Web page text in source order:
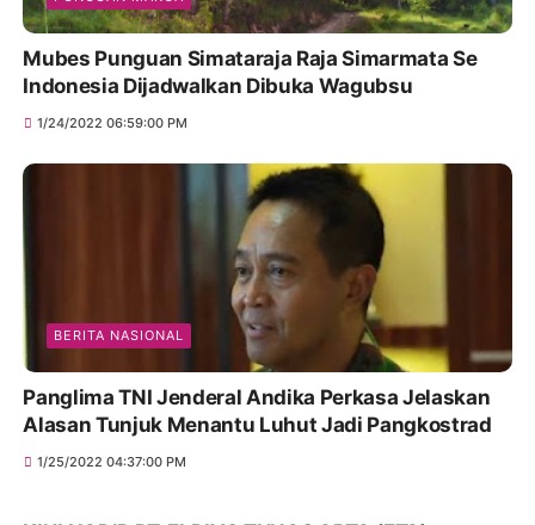
Mubes Punguan Simataraja Raja Simarmata Se
Indonesia Dijadwalkan Dibuka Wagubsu
1/24/2022 06:59:00 PM
BERITA NASIONAL
Panglima TNI Jenderal Andika Perkasa Jelaskan
Alasan Tunjuk Menantu Luhut Jadi Pangkostrad
1/25/2022 04:37:00 PM